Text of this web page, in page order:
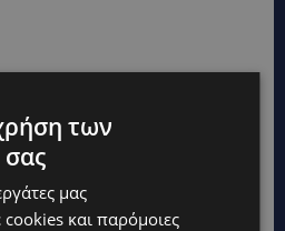
των
μας
και παρόμοιες